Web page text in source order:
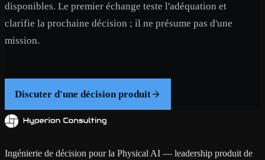
disponibles. Le premier échange teste l'adéquation et
clarifie la prochaine décision ; il ne présume pas d'une
mission.
Discuter d'une décision produit
Ingénierie de décision pour la Physical AI — leadership produit de